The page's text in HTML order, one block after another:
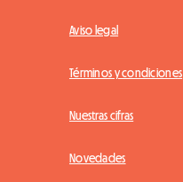
Aviso legal
Términos y condiciones
Nuestras cifras
Novedades